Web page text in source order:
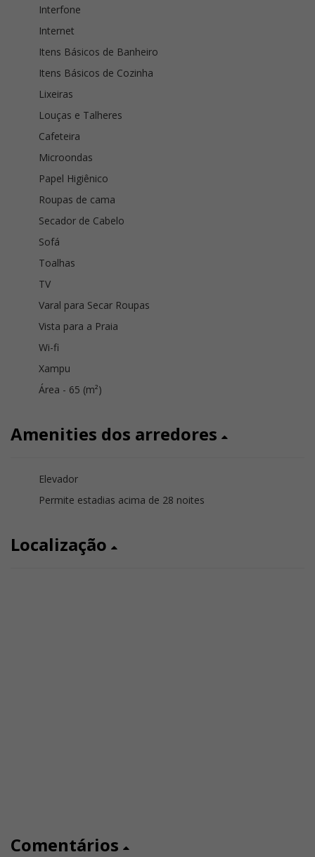
Interfone
Internet
Itens Básicos de Banheiro
Itens Básicos de Cozinha
Lixeiras
Louças e Talheres
Cafeteira
Microondas
Papel Higiênico
Roupas de cama
Secador de Cabelo
Sofá
Toalhas
TV
Varal para Secar Roupas
Vista para a Praia
Wi-fi
Xampu
Área - 65 (m²)
Amenities dos arredores
Elevador
Permite estadias acima de 28 noites
Localização
Comentários